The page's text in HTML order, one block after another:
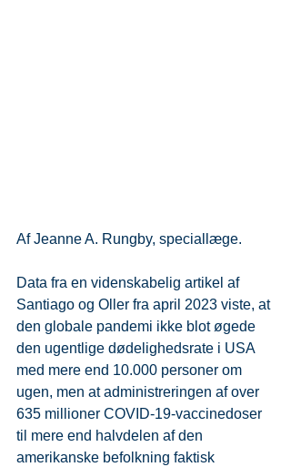
Af Jeanne A. Rungby, speciallæge.
Data fra en videnskabelig artikel af
Santiago og Oller fra april 2023 viste, at
den globale pandemi ikke blot øgede
den ugentlige dødelighedsrate i USA
med mere end 10.000 personer om
ugen, men at administreringen af over
635 millioner COVID-19-vaccinedoser
til mere end halvdelen af den
amerikanske befolkning faktisk